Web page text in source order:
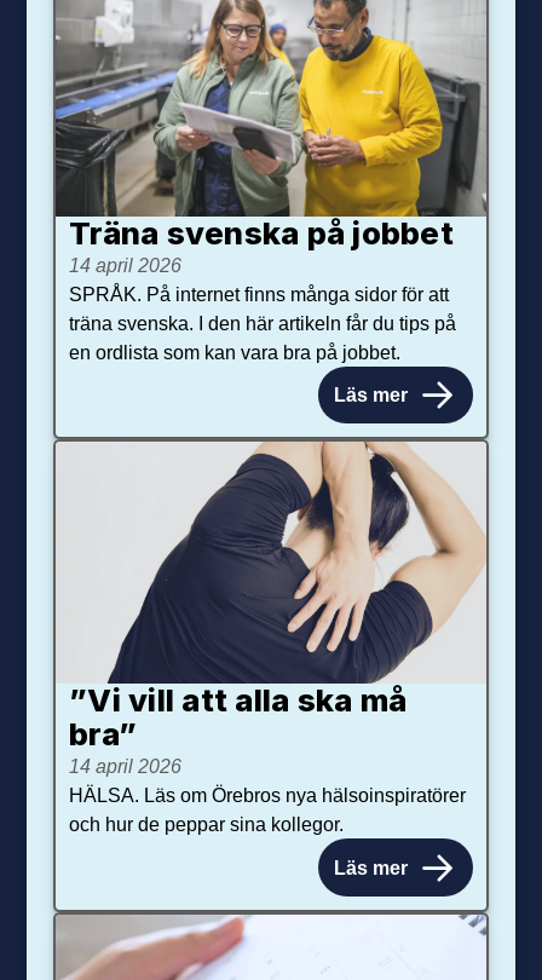
Träna svenska på jobbet
14 april 2026
SPRÅK. På internet finns många sidor för att
träna svenska. I den här artikeln får du tips på
en ordlista som kan vara bra på jobbet.
Läs mer
”Vi vill att alla ska må
bra”
14 april 2026
HÄLSA. Läs om Örebros nya hälsoinspiratörer
och hur de peppar sina kollegor.
Läs mer